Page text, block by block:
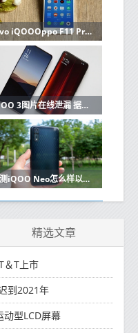
Vivo iQOOOppo F11 Pro和魅族Note 9将于下个月推出
IQOO 3图片在线泄漏 据称是印度首款启用5G的Snapdragon 865 SoC手机
评测iQOO Neo怎么样以及ROG游戏手机2如何
精选文章
＆T上市
到2021年
型LCD屏幕